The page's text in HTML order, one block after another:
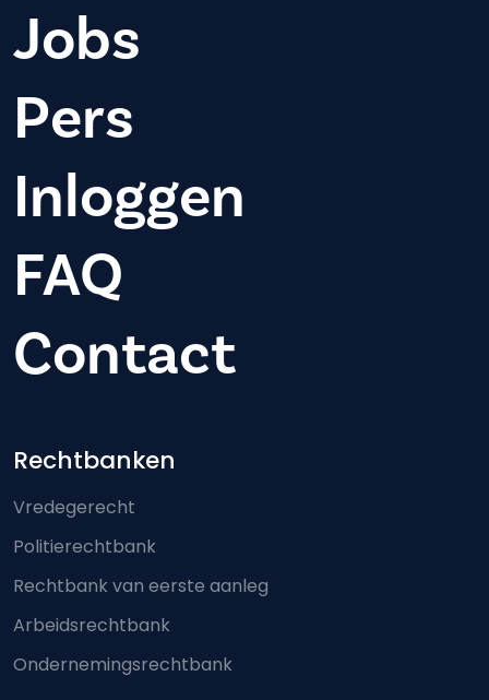
Jobs
Pers
Inloggen
FAQ
Contact
Footer-menu
Rechtbanken
Vredegerecht
Politierechtbank
Rechtbank van eerste aanleg
Arbeidsrechtbank
Ondernemingsrechtbank